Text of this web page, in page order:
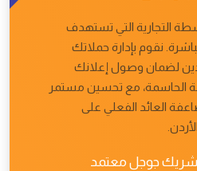
التجارية التي تستهدف
نقوم بإدارة حملاتك
لضمان وصول إعلانك
الحاسمة، مع تحسين مستمر
العائد الفعلي على
شريك جوجل معتمد